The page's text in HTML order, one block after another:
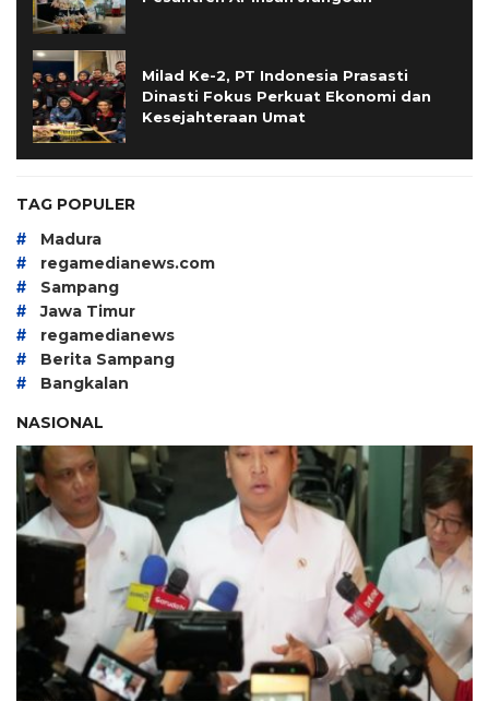
Milad Ke-2, PT Indonesia Prasasti
Dinasti Fokus Perkuat Ekonomi dan
Kesejahteraan Umat
TAG POPULER
# Madura
# regamedianews.com
# Sampang
# Jawa Timur
# regamedianews
# Berita Sampang
#
Bangkalan
NASIONAL